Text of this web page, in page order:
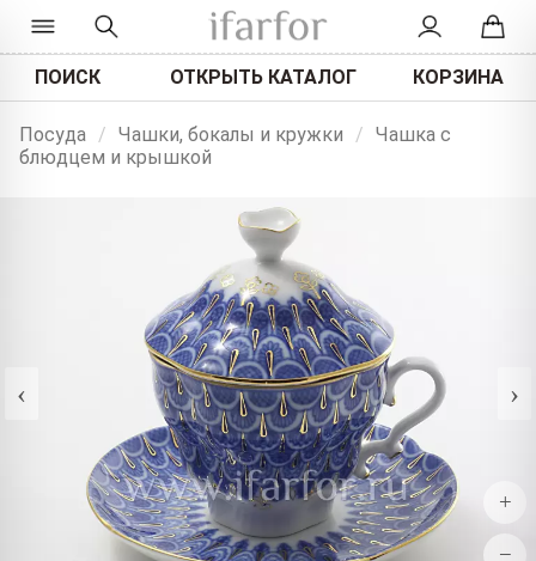
ПОИСК ОТКРЫТЬ КАТАЛОГ КОРЗИНА
Посуда / Чашки, бокалы и кружки / Чашка с
блюдцем и крышкой
‹ ›
+
−